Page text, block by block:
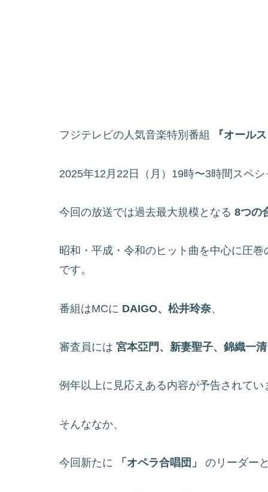
フジテレビの人気音楽特別番組 『オール
2025年12月22日（月）19時〜3時間スペ
今回の放送では過去最大規模となる 8つの
昭和・平成・令和のヒット曲を中心に圧
です。
番組はMCに DAIGO、松井玲奈、
審査員には 宮本亞門、新妻聖子、錦織一
例年以上に見応えある内容が予告されてい
そんななか、
今回新たに 「オペラ合唱団」 のリーダー